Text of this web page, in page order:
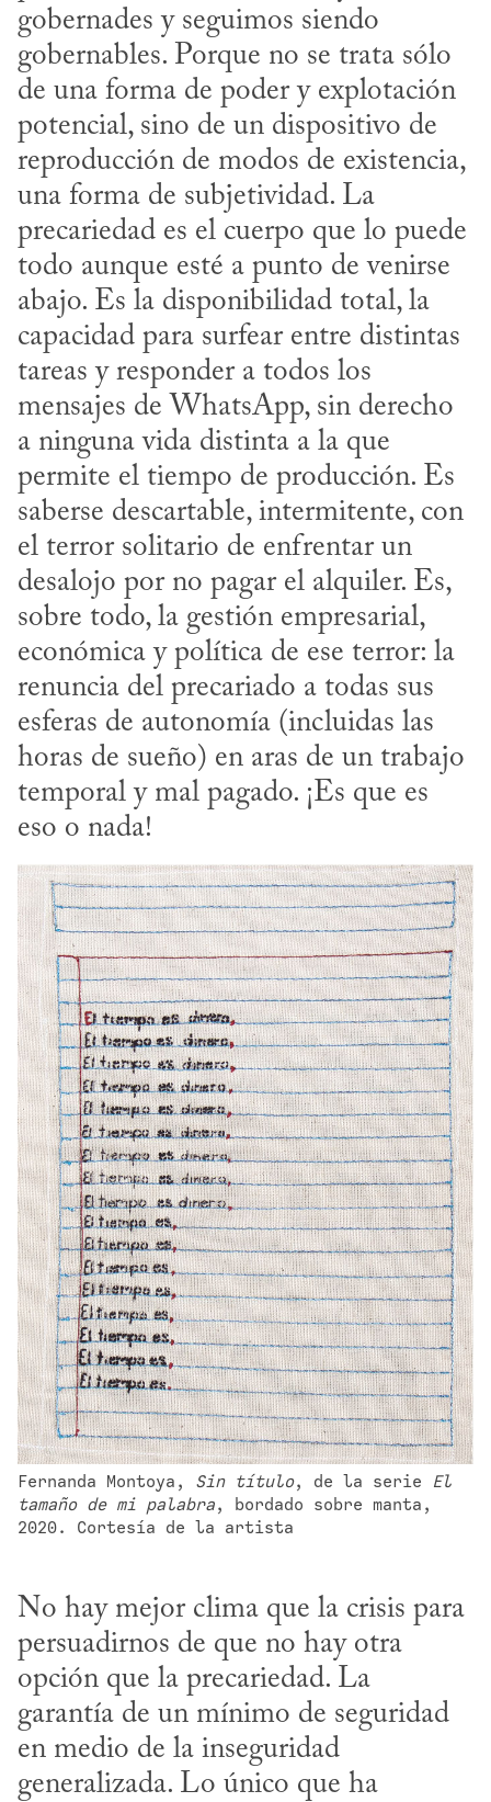
gobernades y seguimos siendo
gobernables. Porque no se trata sólo
de una forma de poder y explotación
potencial, sino de un dispositivo de
reproducción de modos de existencia,
una forma de subjetividad. La
precariedad es el cuerpo que lo puede
todo aunque esté a punto de venirse
abajo. Es la disponibilidad total, la
capacidad para surfear entre distintas
tareas y responder a todos los
mensajes de WhatsApp, sin derecho
a ninguna vida distinta a la que
permite el tiempo de producción. Es
saberse descartable, intermitente, con
el terror solitario de enfrentar un
desalojo por no pagar el alquiler. Es,
sobre todo, la gestión empresarial,
económica y política de ese terror: la
renuncia del precariado a todas sus
esferas de autonomía (incluidas las
horas de sueño) en aras de un trabajo
temporal y mal pagado. ¡Es que es
eso o nada!
Fernanda Montoya, Sin título, de la serie El
tamaño de mi palabra, bordado sobre manta,
2020. Cortesía de la artista
No hay mejor clima que la crisis para
persuadirnos de que no hay otra
opción que la precariedad. La
garantía de un mínimo de seguridad
en medio de la inseguridad
generalizada. Lo único que ha